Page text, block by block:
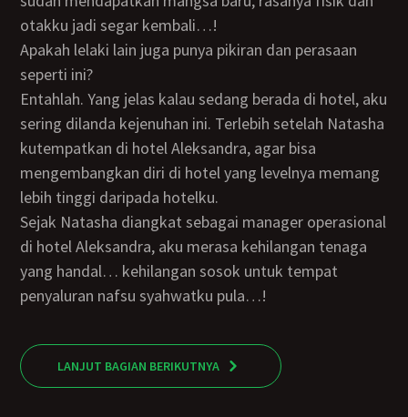
otakku jadi segar kembali…!
Apakah lelaki lain juga punya pikiran dan perasaan
seperti ini?
Entahlah. Yang jelas kalau sedang berada di hotel, aku
sering dilanda kejenuhan ini. Terlebih setelah Natasha
kutempatkan di hotel Aleksandra, agar bisa
mengembangkan diri di hotel yang levelnya memang
lebih tinggi daripada hotelku.
Sejak Natasha diangkat sebagai manager operasional
di hotel Aleksandra, aku merasa kehilangan tenaga
yang handal… kehilangan sosok untuk tempat
penyaluran nafsu syahwatku pula…!
LANJUT BAGIAN BERIKUTNYA